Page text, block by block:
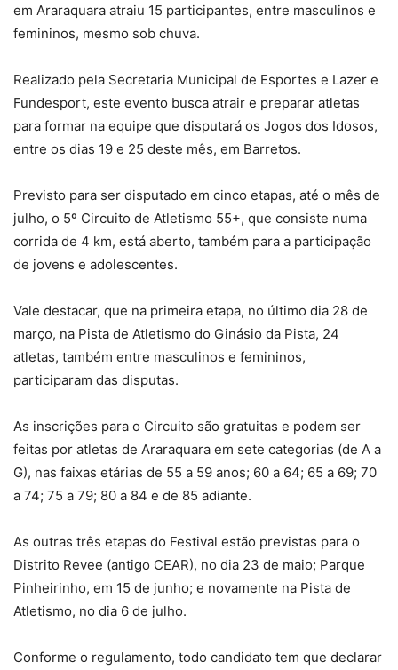
em Araraquara atraiu 15 participantes, entre masculinos e
femininos, mesmo sob chuva.
Realizado pela Secretaria Municipal de Esportes e Lazer e
Fundesport, este evento busca atrair e preparar atletas
para formar na equipe que disputará os Jogos dos Idosos,
entre os dias 19 e 25 deste mês, em Barretos.
Previsto para ser disputado em cinco etapas, até o mês de
julho, o 5º Circuito de Atletismo 55+, que consiste numa
corrida de 4 km, está aberto, também para a participação
de jovens e adolescentes.
Vale destacar, que na primeira etapa, no último dia 28 de
março, na Pista de Atletismo do Ginásio da Pista, 24
atletas, também entre masculinos e femininos,
participaram das disputas.
As inscrições para o Circuito são gratuitas e podem ser
feitas por atletas de Araraquara em sete categorias (de A a
G), nas faixas etárias de 55 a 59 anos; 60 a 64; 65 a 69; 70
a 74; 75 a 79; 80 a 84 e de 85 adiante.
As outras três etapas do Festival estão previstas para o
Distrito Revee (antigo CEAR), no dia 23 de maio; Parque
Pinheirinho, em 15 de junho; e novamente na Pista de
Atletismo, no dia 6 de julho.
Conforme o regulamento, todo candidato tem que declarar